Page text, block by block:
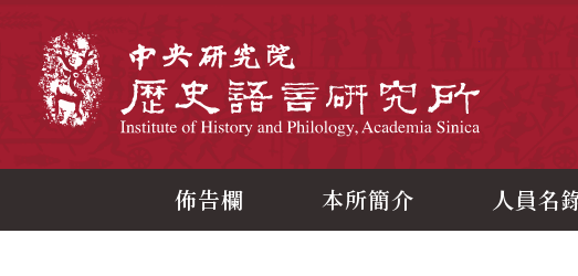
佈告欄 本所簡介 人員名